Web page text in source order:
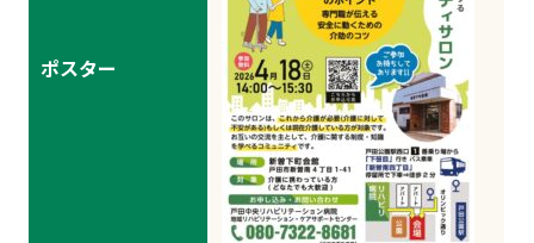
ポスター